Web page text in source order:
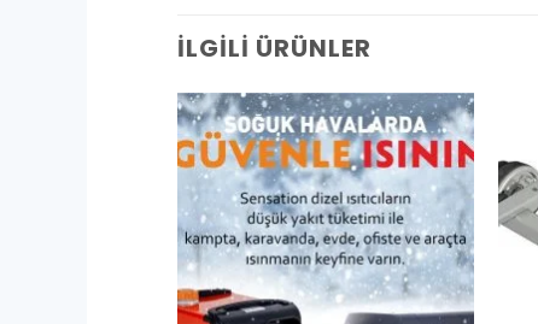
İLGILI ÜRÜNLER